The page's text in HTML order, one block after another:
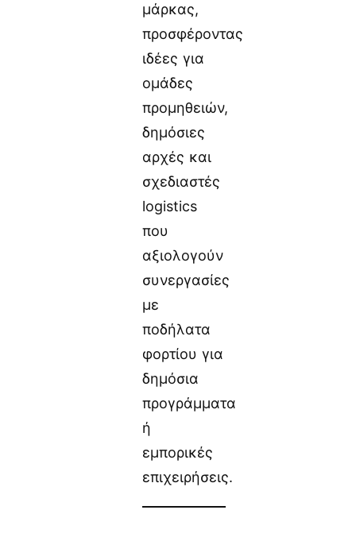
μάρκας,
προσφέροντας
ιδέες για
ομάδες
προμηθειών,
δημόσιες
αρχές και
σχεδιαστές
logistics
που
αξιολογούν
συνεργασίες
με
ποδήλατα
φορτίου για
δημόσια
προγράμματα
ή
εμπορικές
επιχειρήσεις.